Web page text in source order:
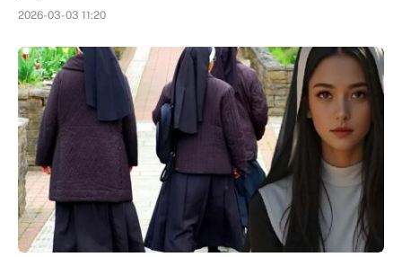
2026-03-03 11:20